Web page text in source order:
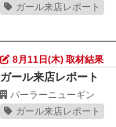
ガール来店レポート
8月11日(木) 取材結果
ガール来店レポート
パーラーニューギン
ガール来店レポート